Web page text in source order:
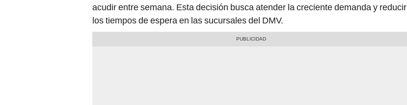
acudir entre semana. Esta decisión busca atender la creciente demanda y reducir
los tiempos de espera en las sucursales del DMV.